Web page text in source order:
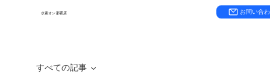
水素オン 那覇店 お問い合
すべての記事